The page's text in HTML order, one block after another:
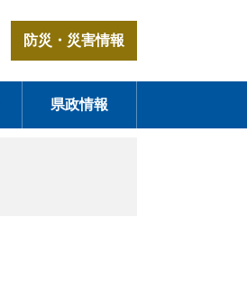
防災・災害情報
県政情報